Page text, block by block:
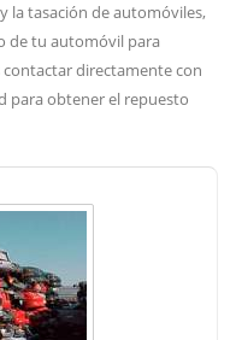
la tasación de automóviles,
de tu automóvil para
contactar directamente con
para obtener el repuesto